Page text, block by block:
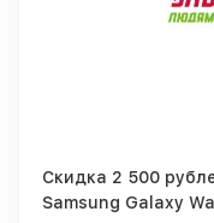
Скидка 2 500
Samsung Galaxy